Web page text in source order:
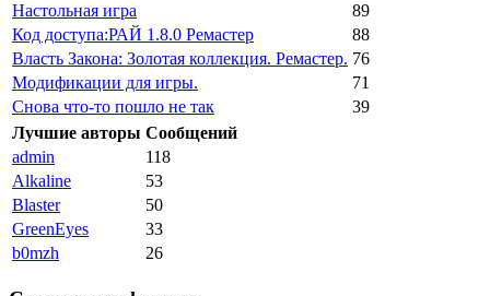
Настольная игра
89
Код доступа:РАЙ 1.8.0 Ремастер
88
Власть Закона: Золотая коллекция. Ремастер. 76
Модификации для игры.
71
Снова что-то пошло не так
39
Лучшие авторы Сообщений
admin
118
Alkaline
53
Blaster
50
GreenEyes
33
b0mzh
26